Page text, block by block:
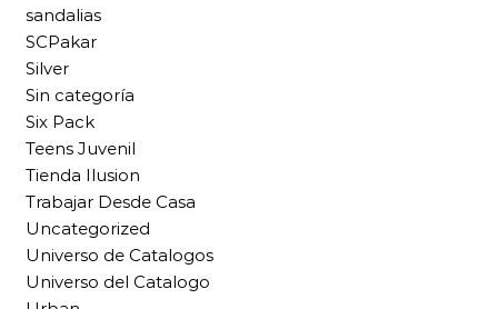
sandalias
SCPakar
Silver
Sin categoría
Six Pack
Teens Juvenil
Tienda Ilusion
Trabajar Desde Casa
Uncategorized
Universo de Catalogos
Universo del Catalogo